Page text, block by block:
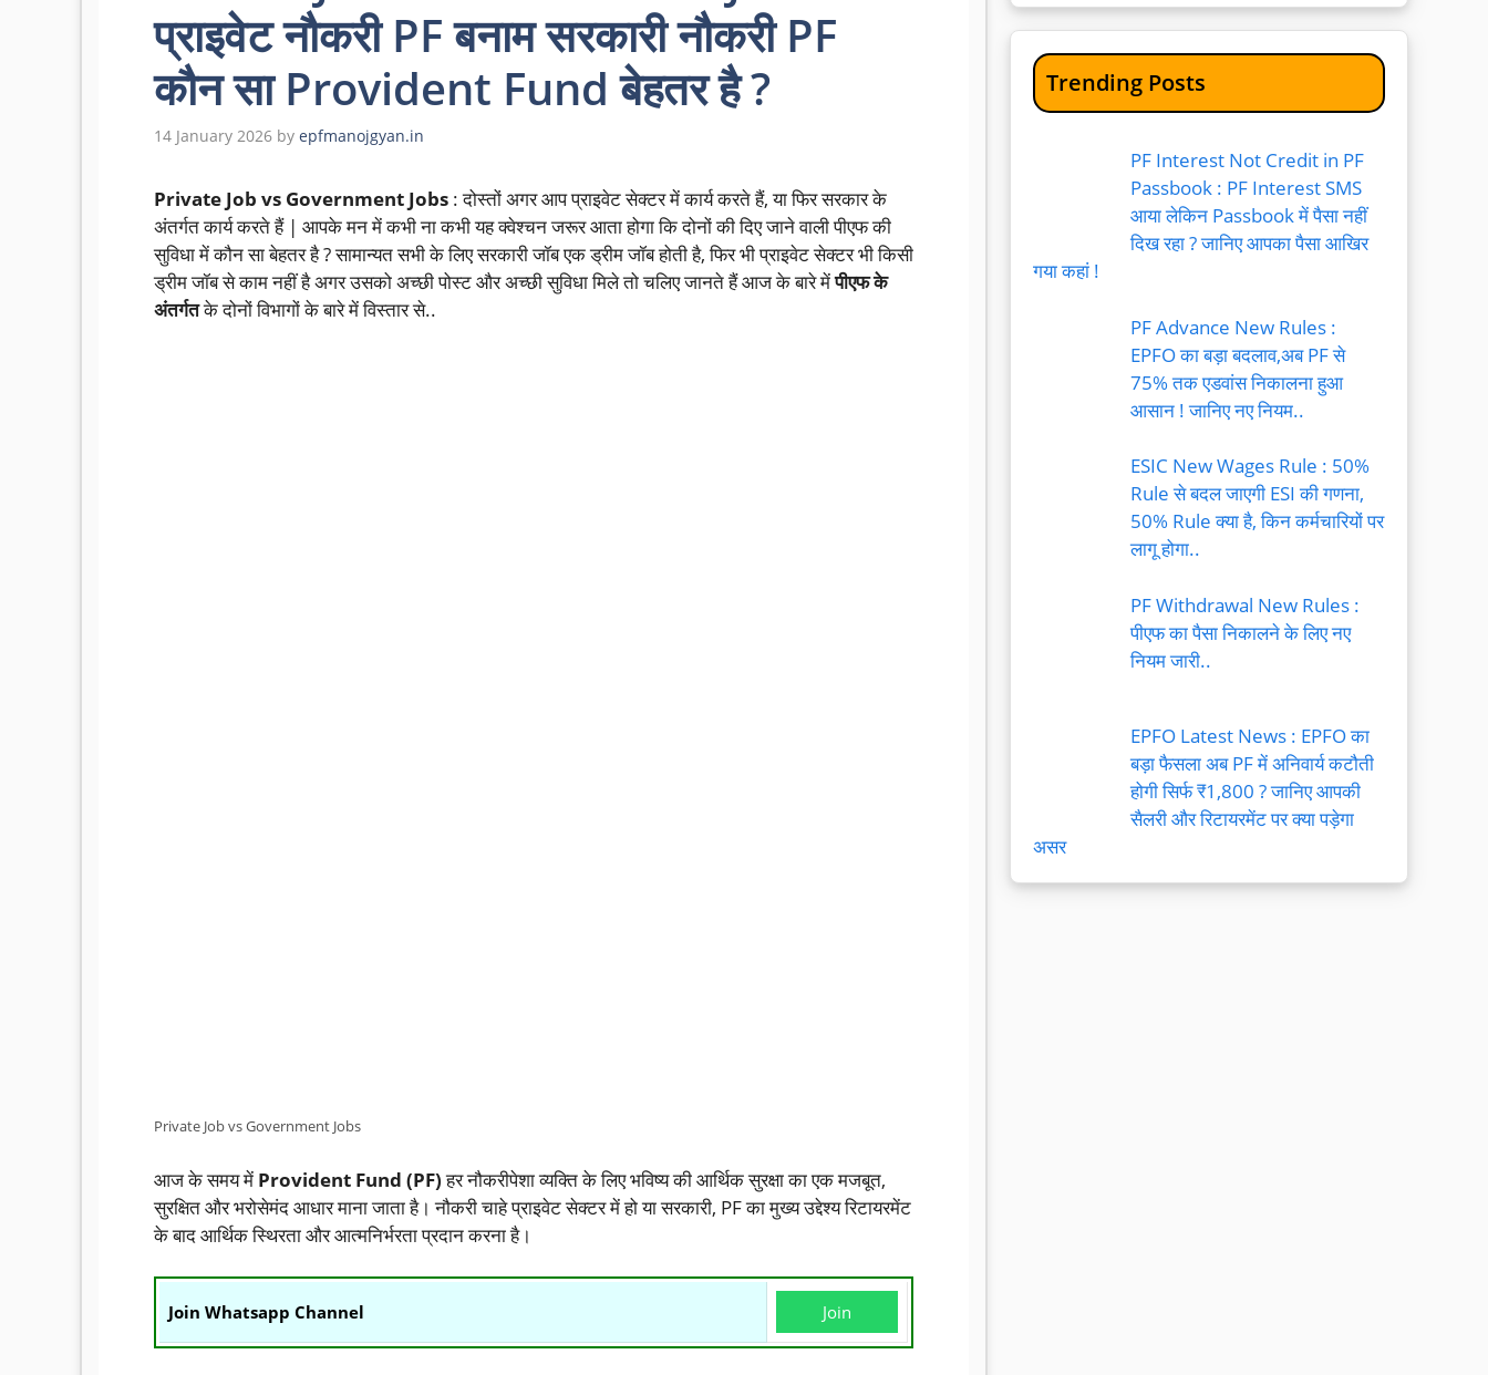
प्राइवेट नौकरी PF बनाम सरकारी नौकरी PF
कौन सा Provident Fund बेहतर है ?
14 January 2026 by epfmanojgyan.in
Private Job vs Government Jobs : दोस्तों अगर आप प्राइवेट सेक्टर में कार्य करते हैं, या फिर सरकार के
अंतर्गत कार्य करते हैं | आपके मन में कभी ना कभी यह क्वेश्चन जरूर आता होगा कि दोनों की दिए जाने वाली पीएफ की
सुविधा में कौन सा बेहतर है ? सामान्यत सभी के लिए सरकारी जॉब एक ड्रीम जॉब होती है, फिर भी प्राइवेट सेक्टर भी किसी
ड्रीम जॉब से काम नहीं है अगर उसको अच्छी पोस्ट और अच्छी सुविधा मिले तो चलिए जानते हैं आज के बारे मेंपीएफ के
अंतर्गतके दोनों विभागों के बारे में विस्तार से..
Private Job vs Government Jobs
आज के समय में Provident Fund (PF)हर नौकरीपेशा व्यक्ति के लिए भविष्य की आर्थिक सुरक्षा का एक मजबूत,
सुरक्षित और भरोसेमंद आधार माना जाता है। नौकरी चाहे प्राइवेट सेक्टर में हो या सरकारी, PF का मुख्य उद्देश्य रिटायरमेंट
के बाद आर्थिक स्थिरता और आत्मनिर्भरता प्रदान करना है।
Join Whatsapp Channel Join
Trending Posts
PF Interest Not Credit in PF
Passbook : PF Interest SMS
आया लेकिन Passbook में पैसा नहीं
दिख रहा ? जानिए आपका पैसा आखिर
गया कहां !
PF Advance New Rules :
EPFO का बड़ा बदलाव,अब PF से
75% तक एडवांस निकालना हुआ
आसान ! जानिए नए नियम..
ESIC New Wages Rule : 50%
Rule से बदल जाएगी ESI की गणना,
50% Rule क्या है, किन कर्मचारियों पर
लागू होगा..
PF Withdrawal New Rules :
पीएफ का पैसा निकालने के लिए नए
नियम जारी..
EPFO Latest News : EPFO का
बड़ा फैसला अब PF में अनिवार्य कटौती
होगी सिर्फ ₹1,800 ? जानिए आपकी
सैलरी और रिटायरमेंट पर क्या पड़ेगा
असर